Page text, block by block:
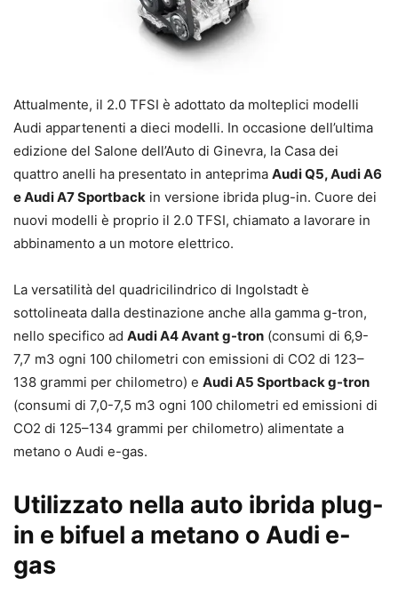
Attualmente, il 2.0 TFSI è adottato da molteplici modelli
Audi appartenenti a dieci modelli. In occasione dell’ultima
edizione del Salone dell’Auto di Ginevra, la Casa dei
quattro anelli ha presentato in anteprima Audi Q5, Audi A6
e Audi A7 Sportback in versione ibrida plug-in. Cuore dei
nuovi modelli è proprio il 2.0 TFSI, chiamato a lavorare in
abbinamento a un motore elettrico.
La versatilità del quadricilindrico di Ingolstadt è
sottolineata dalla destinazione anche alla gamma g-tron,
nello specifico ad Audi A4 Avant g-tron (consumi di 6,9-
7,7 m3 ogni 100 chilometri con emissioni di CO2 di 123–
138 grammi per chilometro) e Audi A5 Sportback g-tron
(consumi di 7,0-7,5 m3 ogni 100 chilometri ed emissioni di
CO2 di 125–134 grammi per chilometro) alimentate a
metano o Audi e-gas.
Utilizzato nella auto ibrida plug-
in e bifuel a metano o Audi e-
gas